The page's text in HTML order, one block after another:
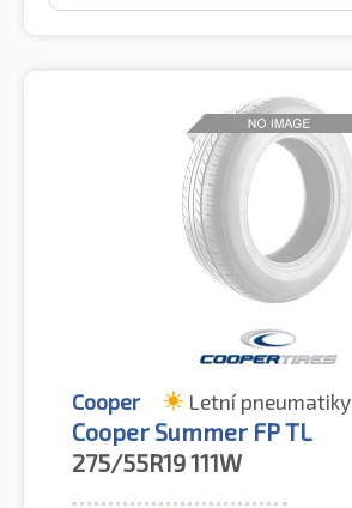
Cooper Letní pneumatiky
Cooper Summer FP TL
275/55R19111W